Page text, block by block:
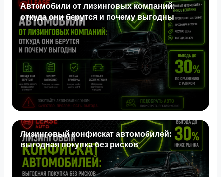
Автомобили от лизинговых компаний:
откуда они берутся и почему выгодны
Лизинговый конфискат автомобилей:
выгодная покупка без рисков